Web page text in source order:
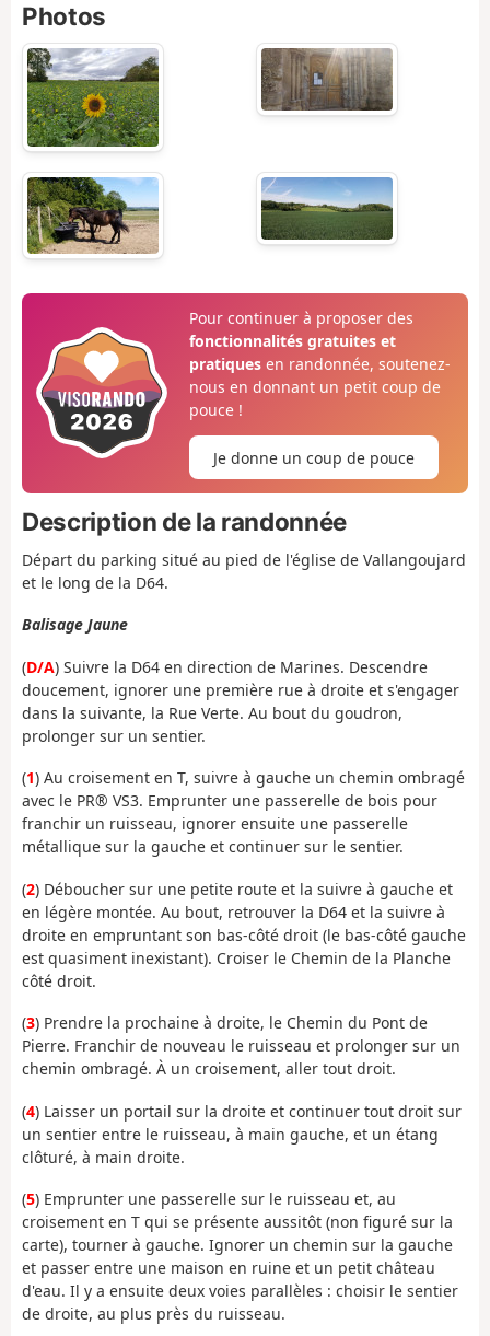
Photos
Pour continuer à proposer des
fonctionnalités gratuites et
pratiquesen randonnée, soutenez-
nous en donnant un petit coup de
pouce !
Je donne un coup de pouce
Description de la randonnée
Départ du parking situé au pied de l'église de Vallangoujard
et le long de la D64.
Balisage Jaune
(D/A) Suivre la D64 en direction de Marines. Descendre
doucement, ignorer une première rue à droite et s'engager
dans la suivante, la Rue Verte. Au bout du goudron,
prolonger sur un sentier.
(1) Au croisement en T, suivre à gauche un chemin ombragé
avec le PR® VS3. Emprunter une passerelle de bois pour
franchir un ruisseau, ignorer ensuite une passerelle
métallique sur la gauche et continuer sur le sentier.
(2) Déboucher sur une petite route et la suivre à gauche et
en légère montée. Au bout, retrouver la D64 et la suivre à
droite en empruntant son bas-côté droit (le bas-côté gauche
est quasiment inexistant). Croiser le Chemin de la Planche
côté droit.
(3) Prendre la prochaine à droite, le Chemin du Pont de
Pierre. Franchir de nouveau le ruisseau et prolonger sur un
chemin ombragé. À un croisement, aller tout droit.
(4) Laisser un portail sur la droite et continuer tout droit sur
un sentier entre le ruisseau, à main gauche, et un étang
clôturé, à main droite.
(5) Emprunter une passerelle sur le ruisseau et, au
croisement en T qui se présente aussitôt (non figuré sur la
carte), tourner à gauche. Ignorer un chemin sur la gauche
et passer entre une maison en ruine et un petit château
d'eau. Il y a ensuite deux voies parallèles : choisir le sentier
de droite, au plus près du ruisseau.